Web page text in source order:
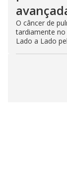
O câncer de
tardiamente
Lado a Lado